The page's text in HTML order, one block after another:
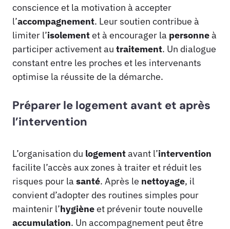
conscience et la motivation à accepter
l’accompagnement. Leur soutien contribue à
limiter l’isolementet à encourager la personneà
participer activement au traitement. Un dialogue
constant entre les proches et les intervenants
optimise la réussite de la démarche.
Préparer le logement avant et après
l’intervention
L’organisation du logementavant l’intervention
facilite l’accès aux zones à traiter et réduit les
risques pour la santé. Après le nettoyage, il
convient d’adopter des routines simples pour
maintenir l’hygièneet prévenir toute nouvelle
accumulation. Un accompagnement peut être